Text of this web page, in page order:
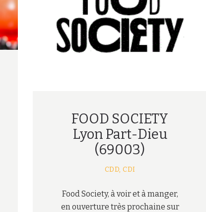
FOOD SOCIETY
Lyon Part-Dieu
(69003)
CDD,CDI
Food Society, à voir et à manger,
en ouverture très prochaine sur